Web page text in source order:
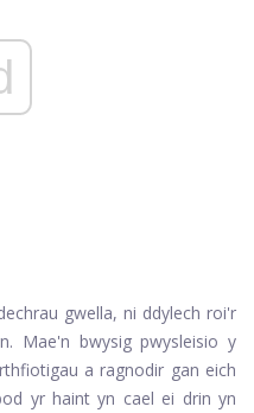
gwella, ni ddylech roi'r
Mae'n bwysig pwysleisio y
a ragnodir gan eich
yr haint yn cael ei drin yn